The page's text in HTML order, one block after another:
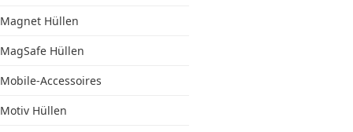
Magnet Hüllen
MagSafe Hüllen
Mobile-Accessoires
Motiv Hüllen